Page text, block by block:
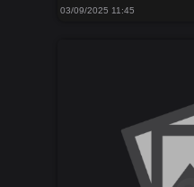
03/09/2025 11:45